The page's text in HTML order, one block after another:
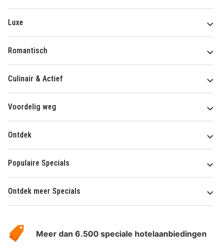
Luxe
Romantisch
Culinair & Actief
Voordelig weg
Ontdek
Populaire Specials
Ontdek meer Specials
HotelSpecials
Meer dan 6.500 speciale hotelaanbiedingen